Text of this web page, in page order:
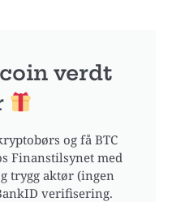
verdt
og få BTC
Finanstilsynet med
trygg aktør (ingen
verifisering.